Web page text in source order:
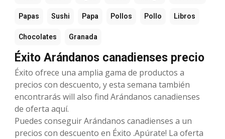
Papas Sushi Papa Pollos Pollo Libros
Chocolates Granada
Éxito Arándanos canadienses precio
Éxito ofrece una amplia gama de productos a
precios con descuento, y esta semana también
encontrarás will also find Arándanos canadienses
de oferta aquí.
Puedes conseguir Arándanos canadienses a un
precios con descuento en Éxito .Apúrate! La oferta